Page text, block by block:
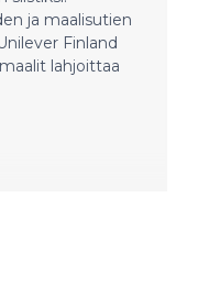
ja maalisutien
Finland
lahjoittaa